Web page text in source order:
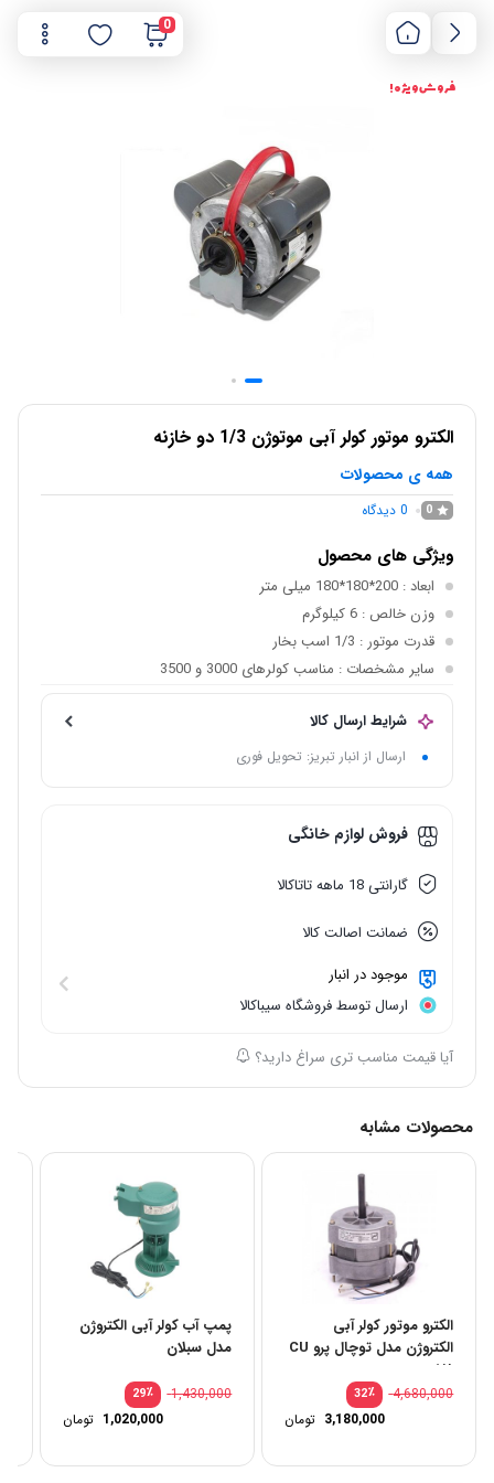
0
فروش ویژه !
الکترو موتور کولر آبی موتوژن 1/3 دو خازنه
همه ی محصولات
0
0 دیدگاه
ویژگی های محصول
ابعاد: 200*180*180 میلی متر
وزن خالص : 6 کیلوگرم
قدرت موتور : 1/3 اسب بخار
سایر مشخصات : مناسب کولرهای 3000 و 3500
شرایط ارسال کالا
ارسال از انبار تبریز: تحویل فوری
فروش لوازم خانگی
گارانتی 18 ماهه تاتاکالا
ضمانت اصالت کالا
موجود در انبار
ارسال توسط فروشگاه سیباکالا
آیا قیمت مناسب تری سراغ دارید؟
محصولات مشابه
الکترو موتور کولر آبی
الکتروژن مدل توچال پرو CU
۱/۸
٪32 4,680,000
قیمت
اصلی:
بود.
3,180,000 تومان
قیمت
فعلی:
3,180,000 تومان.
پمپ آب کولر آبی الکتروژن
مدل سبلان
٪29
1,430,000
1,020,000 تومان